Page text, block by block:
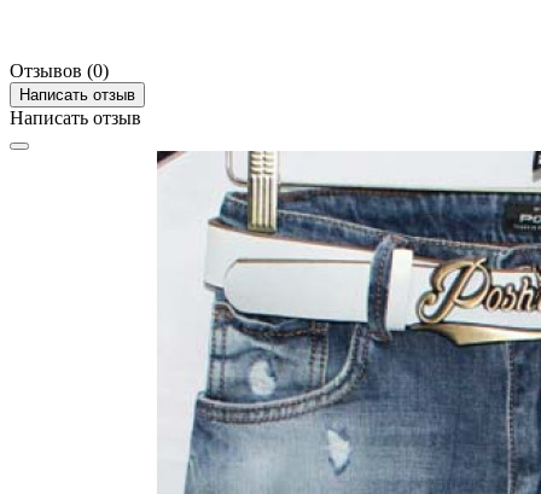
Отзывов (0)
Написать отзыв
Написать отзыв